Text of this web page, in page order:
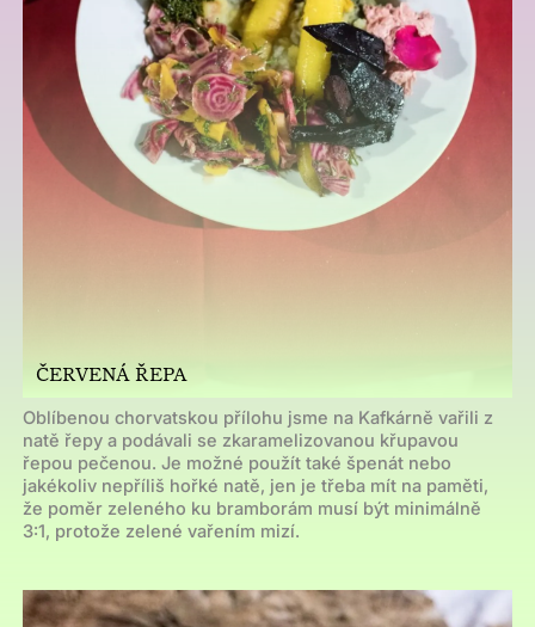
ČERVENÁ ŘEPA
Oblíbenou chorvatskou přílohu jsme na Kafkárně vařili z
natě řepy a podávali se zkaramelizovanou křupavou
řepou pečenou. Je možné použít také špenát nebo
jakékoliv nepříliš hořké natě, jen je třeba mít na paměti,
že poměr zeleného ku bramborám musí být minimálně
3:1, protože zelené vařením mizí.